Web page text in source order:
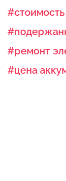
#ремонт
#цена